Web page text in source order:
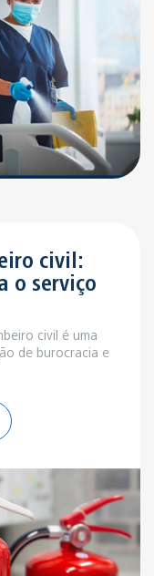
civil:
o serviço
civil é uma
de burocracia e